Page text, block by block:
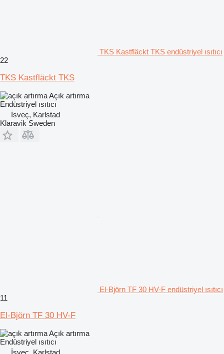
TKS Kastfläckt TKS endüstriyel ısıtıcı
22
TKS Kastfläckt TKS
Açık artırma
Endüstriyel ısıtıcı
İsveç, Karlstad
Klaravik Sweden
El-Björn TF 30 HV-F endüstriyel ısıtıcı
11
El-Björn TF 30 HV-F
Açık artırma
Endüstriyel ısıtıcı
İsveç, Karlstad